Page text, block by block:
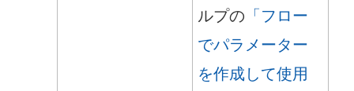
ルプの 「フロー
でパラメーター
を作成して使用